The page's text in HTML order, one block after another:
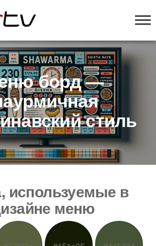
конструктор
слайд-шоу
для
телевизоров
борд —
стиль
используемые в
меню